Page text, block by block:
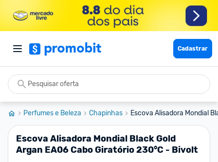
Cadastrar
Perfumes e Beleza Chapinhas Escova Alisadora Mondial
Escova Alisadora Mondial Black Gold
Argan EA06 Cabo Giratório 230°C - Bivolt